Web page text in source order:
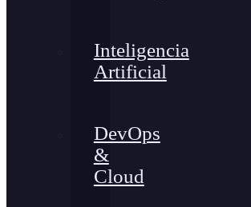
Inteligencia
Artificial
DevOps
&
Cloud